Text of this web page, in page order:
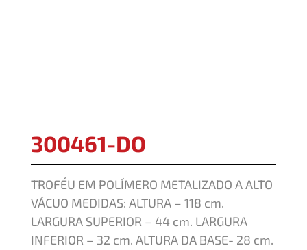
300461-DO
TROFÉU EM POLÍMERO METALIZADO A ALTO
VÁCUO MEDIDAS: ALTURA – 118 cm.
LARGURA SUPERIOR – 44 cm. LARGURA
INFERIOR – 32 cm. ALTURA DA BASE- 28 cm.